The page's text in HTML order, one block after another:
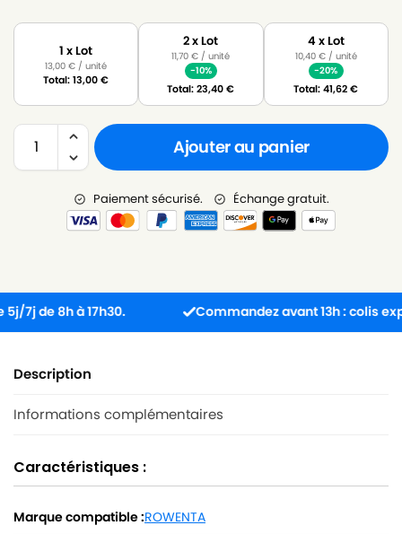
1 x Lot
13,00€ / unité
Total:13,00€
2 x Lot
11,70€ / unité
-10%
Total:23,40€
4 x Lot
10,40 €/ unité
-20%
Total:41,62€
Ajouter au panier
Paiement sécurisé. Échange gratuit.
8h à 17h30. Commandez avant 13h : colis
Description
Informations complémentaires
Caractéristiques :
Marque compatible :ROWENTA